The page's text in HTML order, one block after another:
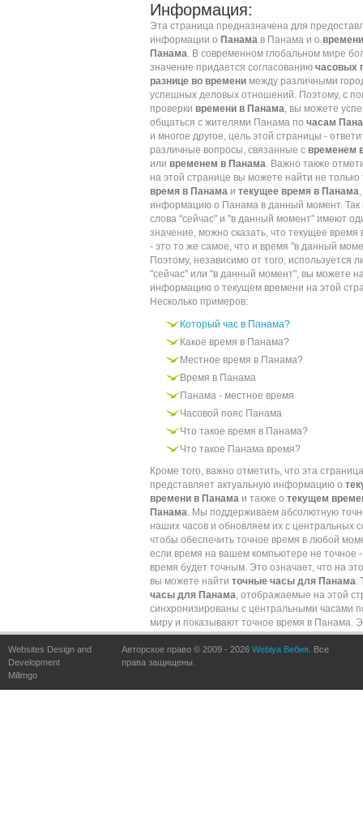
Информация:
Эта страница предназначена для
информации о Панама в Панама и о
Панама. В современном глобальном мире
значение придается согласованию часовых
разнице во времени между различными
успешных деловых отношений. Поэтому, с
проверки времени в Панама, вы можете
общаться с жителями Панама по часам
и многое другое, цель этой страницы -
различные вопросы, связанные с временем
или временем в Панама. Важно также
на этой странице вы можете найти не только
время в Панама и текущее время в Панама
информацию о Панама в данный момент. Так
слова "сейчас" и "в данный момент" имеют
значение, можно сказать, что текущее
- это то же самое, что и время "в данный
Поэтому, независимо от того, используется
"сейчас" или "в данный момент", вы можете
информацию о текущем времени на этой
Несколько примеров:
Который час в Панама?
Какое время в Панама?
Местное время в Панама?
Время в Панама
Панама - местное время
Часовой пояс Панама
Что такое время в Панама?
Что такое Панама время?
Кроме того, важно отметить, что эта страница
представляет актуальную информацию о
времени в Панама и также о текущем
Панама. Мы поддерживаем абсолютную
наших часов и обновляем их с центральных
чтобы обеспечить точное время в любой
если время на вашем компьютере не точное
время будет точным. Это означает, что на
вы можете найти точные часы для Панама.
часы для Панама, отображаемые на этой
синхронизированы с центральными часами
миру и показывают точное время в Панама.
обеспечивается частыми обновлениями по
сравнению с точными часами по всему миру.
Websites Design and
Development
Milimgo
Авторское право © 2009 - 2026 Webiya Вебия. Все
права защищены.